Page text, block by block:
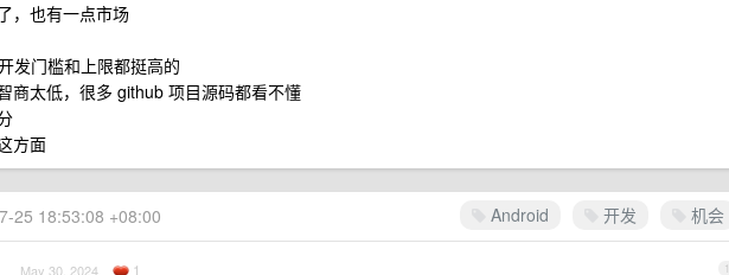
，也有一点市场
发门槛和上限都挺高的
商太低，很多 github 项目源码都看不懂
方面
Android 开发 机会
25 18:53:08 +08:00
1
May 30, 2024 1